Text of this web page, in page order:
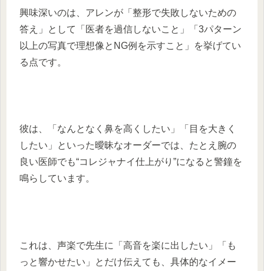
興味深いのは、アレンが「整形で失敗しないための
答え」として「医者を過信しないこと」「3パターン
以上の写真で理想像とNG例を示すこと」を挙げてい
る点です。
彼は、「なんとなく鼻を高くしたい」「目を大きく
したい」といった曖昧なオーダーでは、たとえ腕の
良い医師でも“コレジャナイ仕上がり”になると警鐘を
鳴らしています。
これは、声楽で先生に「高音を楽に出したい」「も
っと響かせたい」とだけ伝えても、具体的なイメー